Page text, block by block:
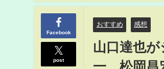
Facebook
post
おすすめ 感想
山口達也